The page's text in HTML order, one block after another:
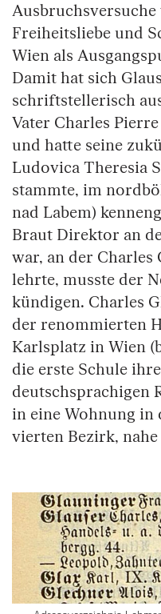
Freiheitsliebe und
Wien als
Damit hat sich
schriftstellerisch
Vater Charles
und hatte seine
Ludovica Theresia
stammte, im
nad Labem)
Braut Direktor an
war, an der Charles
lehrte, musste der
kündigen. Charles
der renommierten
Karlsplatz in Wien
die erste Schule
deutschsprachigen
in eine Wohnung in
vierten Bezirk,